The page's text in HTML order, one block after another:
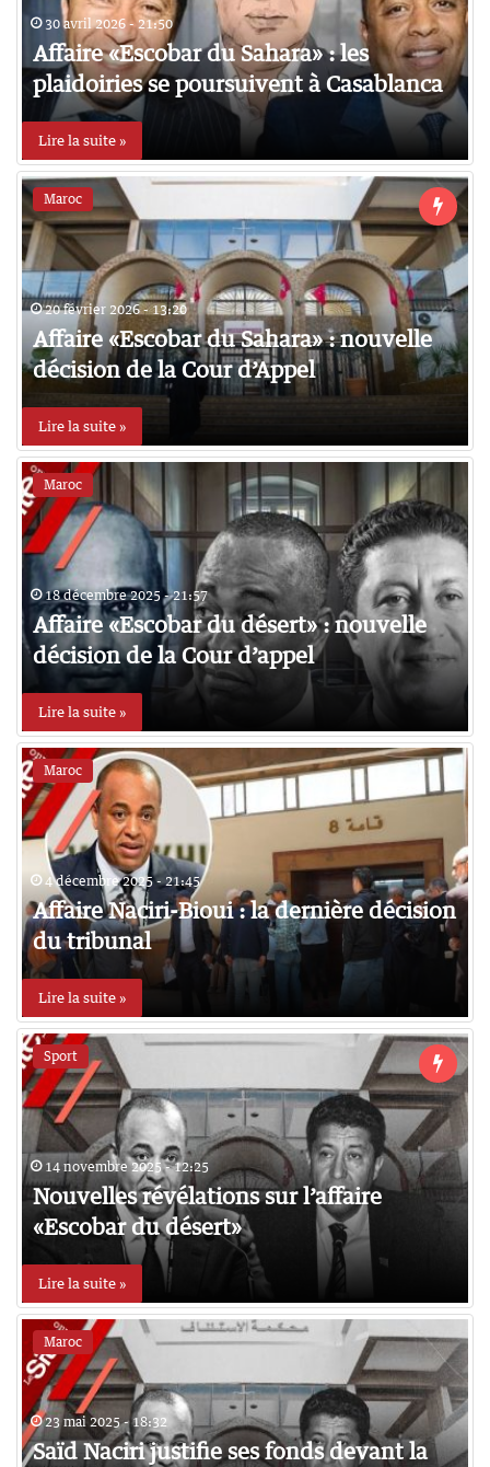
30 avril 2026 - 21:50
Affaire «Escobar du Sahara» : les
plaidoiries se poursuivent à Casablanca
Lire la suite »
Maroc
20 février 2026 - 13:20
Affaire «Escobar du Sahara» : nouvelle
décision de la Cour d’Appel
Lire la suite »
Maroc
18 décembre 2025 - 21:57
Affaire «Escobar du désert» : nouvelle
décision de la Cour d’appel
Lire la suite »
Maroc
4 décembre 2025 - 21:45
Affaire Naciri-Bioui : la dernière décision
du tribunal
Lire la suite »
Sport
14 novembre 2025 - 12:25
Nouvelles révélations sur l’affaire
«Escobar du désert»
Lire la suite »
Maroc
23 mai 2025 - 18:32
Saïd Naciri justifie ses fonds devant la